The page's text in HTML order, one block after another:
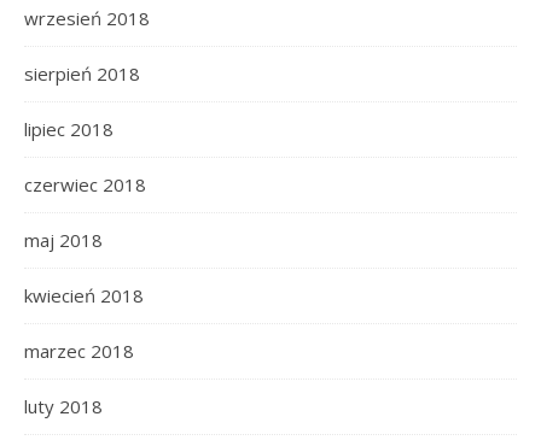
wrzesień 2018
sierpień 2018
lipiec 2018
czerwiec 2018
maj 2018
kwiecień 2018
marzec 2018
luty 2018